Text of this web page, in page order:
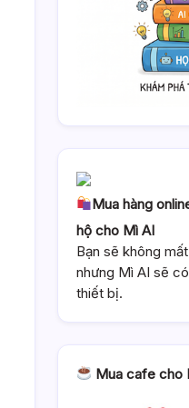
Mua hàng
hộ cho Mì AI
Bạn sẽ không
nhưng Mì AI sẽ
thiết bị.
Mua cafe cho